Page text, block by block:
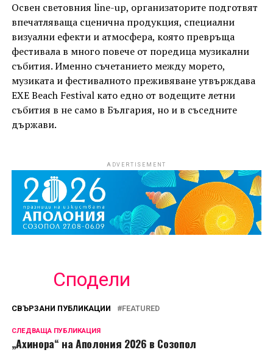
Освен световния line-up, организаторите подготвят
впечатляваща сценична продукция, специални
визуални ефекти и атмосфера, която превръща
фестивала в много повече от поредица музикални
събития. Именно съчетанието между морето,
музиката и фестивалното преживяване утвърждава
EXE Beach Festival като едно от водещите летни
събития в не само в България, но и в съседните
държави.
ADVERTISEMENT
Сподели
СВЪРЗАНИ ПУБЛИКАЦИИ FEATURED
СЛЕДВАЩА ПУБЛИКАЦИЯ
„Ахинора“ на Аполония 2026 в Созопол